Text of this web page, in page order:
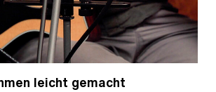
leicht gemacht